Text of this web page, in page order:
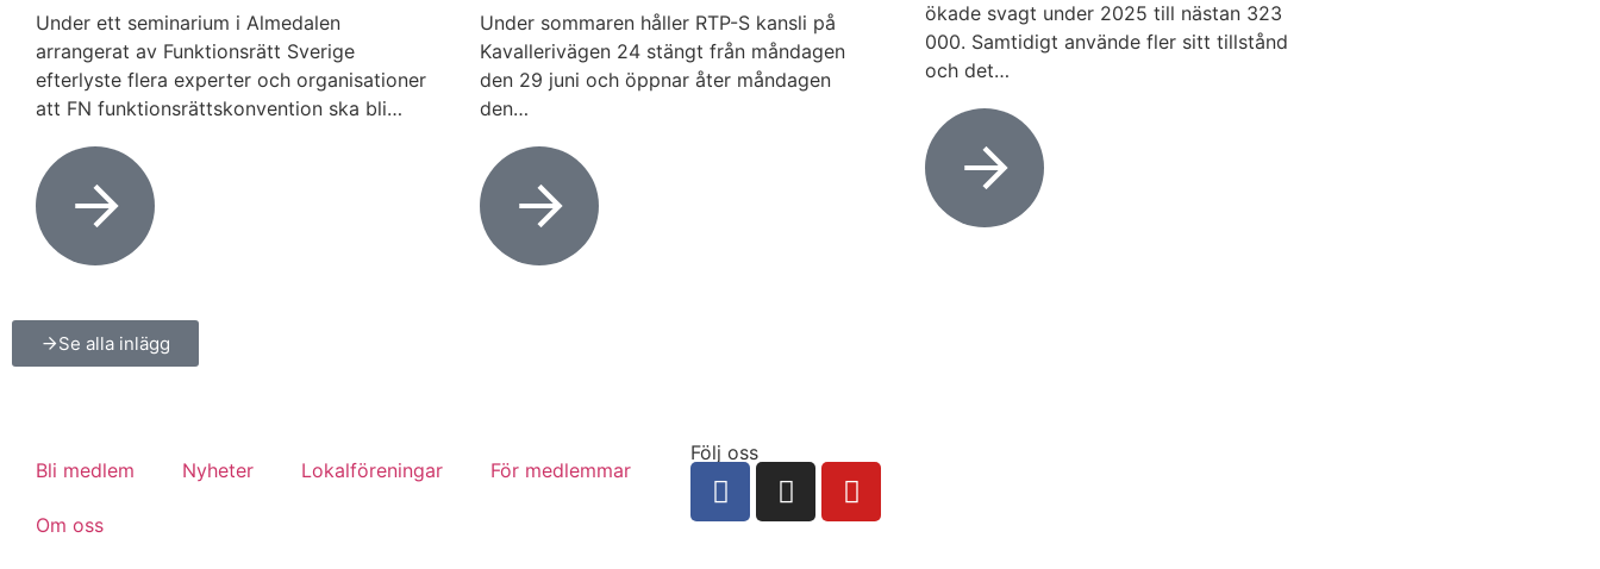
Under ett seminarium i Almedalen
arrangerat av Funktionsrätt Sverige
efterlyste flera experter och organisationer
att FN funktionsrättskonvention ska bli…
Under sommaren håller RTP-S kansli på
Kavallerivägen 24 stängt från måndagen
den 29 juni och öppnar åter måndagen
den…
ökade svagt under 2025 till nästan 323
000. Samtidigt använde fler sitt tillstånd
och det…
Se alla inlägg
Bli medlem Nyheter Lokalföreningar För medlemmar
Om oss
Följ oss